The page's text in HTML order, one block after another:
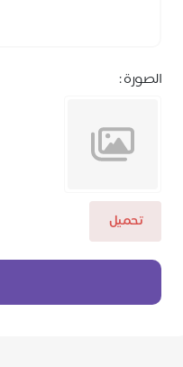
الصورة :
تحميل